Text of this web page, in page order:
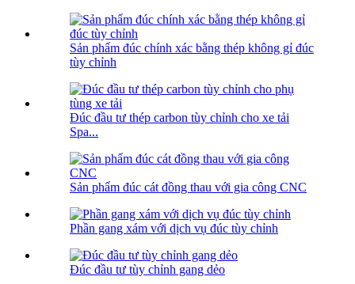
Sản phẩm đúc chính xác bằng thép không gỉ đúc
tùy chỉnh
Đúc đầu tư thép carbon tùy chỉnh cho xe tải
Spa...
Sản phẩm đúc cát đồng thau với gia công CNC
Phần gang xám với dịch vụ đúc tùy chỉnh
Đúc đầu tư tùy chỉnh gang dẻo